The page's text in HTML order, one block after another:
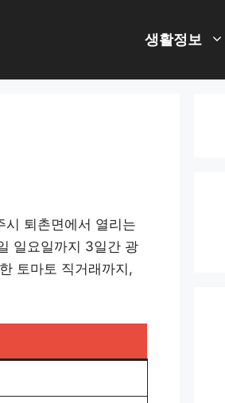
생활정보
퇴촌면에서 열리는
일요일까지 3일간 광
토마토 직거래까지,